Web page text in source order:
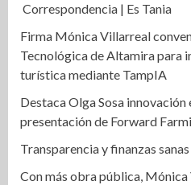
Correspondencia | Es Tania
Firma Mónica Villarreal
Tecnológica de Altamira para
turística mediante TampIA
Destaca Olga Sosa innovación
presentación de Forward
Transparencia y finanzas
Con más obra pública,